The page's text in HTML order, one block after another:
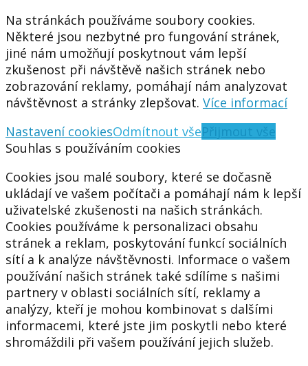
Na stránkách používáme soubory cookies.
Některé jsou nezbytné pro fungování stránek,
jiné nám umožňují poskytnout vám lepší
zkušenost při návštěvě našich stránek nebo
zobrazování reklamy, pomáhají nám analyzovat
návštěvnost a stránky zlepšovat. Více informací
Nastavení cookiesOdmítnout všePřijmout vše
Souhlas s používáním cookies
Cookies jsou malé soubory, které se dočasně
ukládají ve vašem počítači a pomáhají nám k lepší
uživatelské zkušenosti na našich stránkách.
Cookies používáme k personalizaci obsahu
stránek a reklam, poskytování funkcí sociálních
sítí a k analýze návštěvnosti. Informace o vašem
používání našich stránek také sdílíme s našimi
partnery v oblasti sociálních sítí, reklamy a
analýzy, kteří je mohou kombinovat s dalšími
informacemi, které jste jim poskytli nebo které
shromáždili při vašem používání jejich služeb.